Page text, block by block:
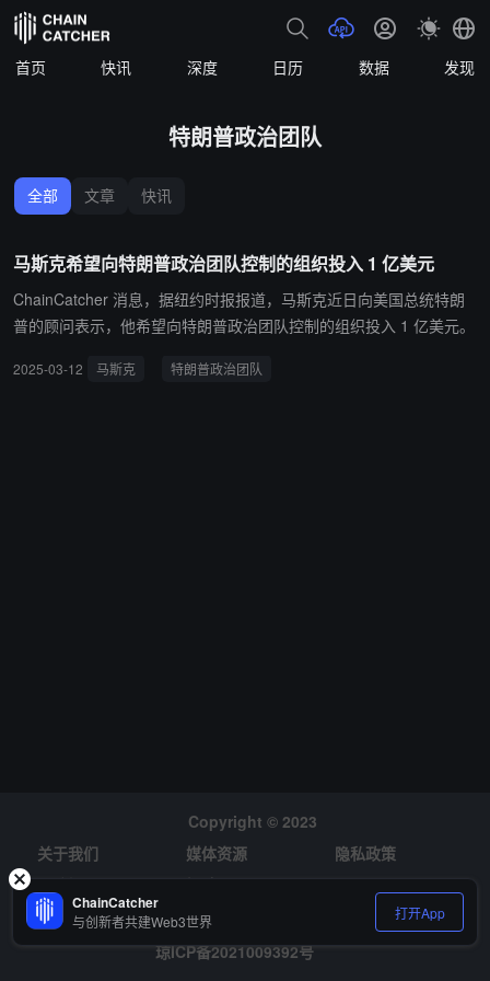
首页 快讯 深度 日历 数据 发现
特朗普政治团队
全部 文章 快讯
马斯克希望向特朗普政治团队控制的组织投入 1 亿美元
ChainCatcher 消息，据纽约时报报道，马斯克近日向美国总统特朗
普的顾问表示，他希望向特朗普政治团队控制的组织投入 1 亿美元。
2025-03-12 马斯克 特朗普政治团队
Copyright © 2023
关于我们
媒体资源
隐私政策
风险提示
招聘
琼ICP备2021009392号
ChainCatcher
与创新者共建Web3世界 打开App